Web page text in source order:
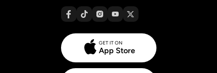
GET IT ON
App Store